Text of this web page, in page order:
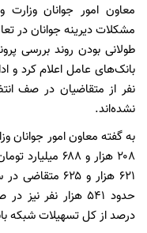
معاون امور جوانان
مشکلات دیرینه جوانان در
طولانی بودن روند بررسی
نفر از متقاضیان در صف
نشده‌اند.
۶۲۱ هزار و
درصد از کل تسهیلات شبکه